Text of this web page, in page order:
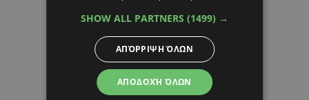
SHOW ALL PARTNERS (1499) →
ΑΠΟΔΟΧΉ ΌΛΩΝ
ΑΠΌΡΡΙΨΗ ΌΛΩΝ